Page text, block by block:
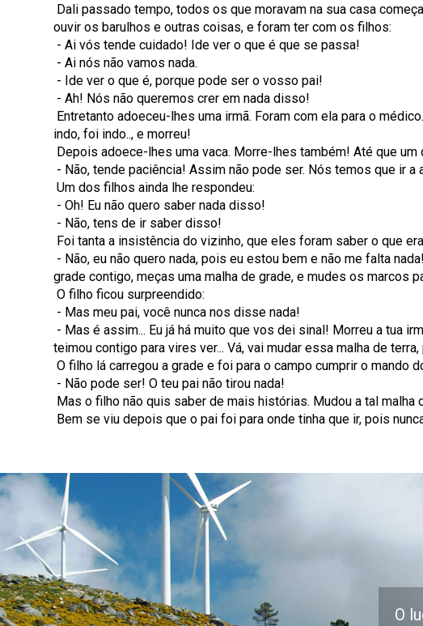
Dali passado tempo, todos os que moravam na sua casa
ouvir os barulhos e outras coisas, e foram ter com os filhos:
- Ai vós tende cuidado! Ide ver o que é que se passa!
- Ai nós não vamos nada.
- Ide ver o que é, porque pode ser o vosso pai!
- Ah! Nós não queremos crer em nada disso!
Entretanto adoeceu-lhes uma irmã. Foram com ela para o
indo, foi indo.., e morreu!
Depois adoece-lhes uma vaca. Morre-lhes também! Até que
- Não, tende paciência! Assim não pode ser. Nós temos que ir
Um dos filhos ainda lhe respondeu:
- Oh! Eu não quero saber nada disso!
- Não, tens de ir saber disso!
Foi tanta a insistência do vizinho, que eles foram saber o que
- Não, eu não quero nada, pois eu estou bem e não me falta
grade contigo, meças uma malha de grade, e mudes os marcos
O filho ficou surpreendido:
- Mas meu pai, você nunca nos disse nada!
- Mas é assim... Eu já há muito que vos dei sinal! Morreu a tua
teimou contigo para vires ver... Vá, vai mudar essa malha de
O filho lá carregou a grade e foi para o campo cumprir o mando
- Não pode ser! O teu pai não tirou nada!
Mas o filho não quis saber de mais histórias. Mudou a tal malha
Bem se viu depois que o pai foi para onde tinha que ir, pois
O